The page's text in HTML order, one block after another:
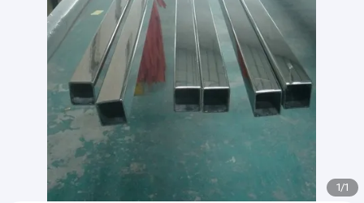
1/1